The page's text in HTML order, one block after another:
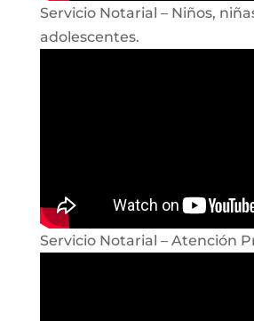
Servicio Notarial – Niños,
adolescentes.
Servicio Notarial – Atención